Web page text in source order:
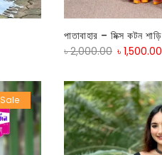
পাতাবাহার – মিক্স কটন শাড়ি
৳2,000.00 ৳ 1,500.00
Sale